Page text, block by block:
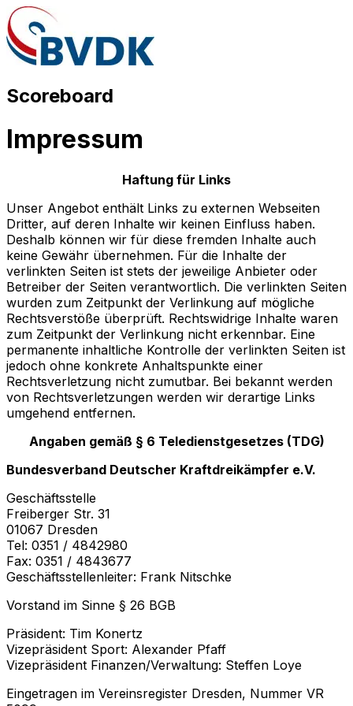
Scoreboard
Impressum
Haftung für Links
Unser Angebot enthält Links zu externen Webseiten
Dritter, auf deren Inhalte wir keinen Einfluss haben.
Deshalb können wir für diese fremden Inhalte auch
keine Gewähr übernehmen. Für die Inhalte der
verlinkten Seiten ist stets der jeweilige Anbieter oder
Betreiber der Seiten verantwortlich. Die verlinkten Seiten
wurden zum Zeitpunkt der Verlinkung auf mögliche
Rechtsverstöße überprüft. Rechtswidrige Inhalte waren
zum Zeitpunkt der Verlinkung nicht erkennbar. Eine
permanente inhaltliche Kontrolle der verlinkten Seiten ist
jedoch ohne konkrete Anhaltspunkte einer
Rechtsverletzung nicht zumutbar. Bei bekannt werden
von Rechtsverletzungen werden wir derartige Links
umgehend entfernen.
Angaben gemäß § 6 Teledienstgesetzes (TDG)
Bundesverband Deutscher Kraftdreikämpfer e.V.
Geschäftsstelle
Freiberger Str. 31
01067 Dresden
Tel: 0351 / 4842980
Fax: 0351 / 4843677
Geschäftsstellenleiter: Frank Nitschke
Vorstand im Sinne § 26 BGB
Präsident: Tim Konertz
Vizepräsident Sport: Alexander Pfaff
Vizepräsident Finanzen/Verwaltung: Steffen Loye
Eingetragen im Vereinsregister Dresden, Nummer VR